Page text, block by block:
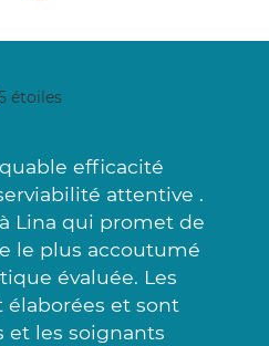
efficacité
attentive .
Lina qui promet de
le plus accoutumé
évaluée. Les
élaborées et sont
et les soignants